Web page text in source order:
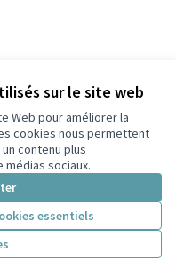
sur le site web
Web pour améliorer la
cookies nous permettent
contenu plus
médias sociaux.
essentiels
YouTube
.
Licence
(Lien